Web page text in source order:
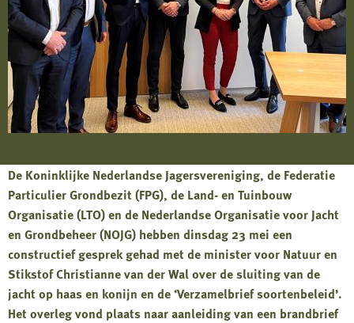
De Koninklijke Nederlandse Jagersvereniging, de Federatie
Particulier Grondbezit (FPG), de Land- en Tuinbouw
Organisatie (LTO) en de Nederlandse Organisatie voor Jacht
en Grondbeheer (NOJG) hebben dinsdag 23 mei een
constructief gesprek gehad met de minister voor Natuur en
Stikstof Christianne van der Wal over de sluiting van de
jacht op haas en konijn en de ‘Verzamelbrief soortenbeleid’.
Het overleg vond plaats naar aanleiding van een brandbrief